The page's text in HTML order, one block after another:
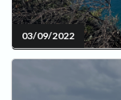
03/09/2022